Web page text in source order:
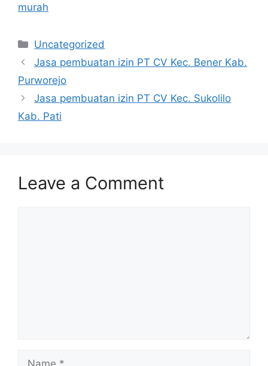
murah
Categories
Uncategorized
Jasa pembuatan izin PT CV Kec. Bener Kab.
Purworejo
Jasa pembuatan izin PT CV Kec. Sukolilo
Kab. Pati
Leave a Comment